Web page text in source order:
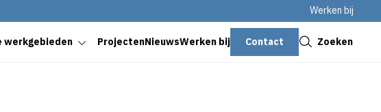
Werken bij
werkgebieden ProjectenNieuwsWerken bij Contact Zoeken
Sluiten